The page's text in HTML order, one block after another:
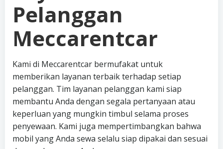
Pelanggan
Meccarentcar
Kami di Meccarentcar bermufakat untuk
memberikan layanan terbaik terhadap setiap
pelanggan. Tim layanan pelanggan kami siap
membantu Anda dengan segala pertanyaan atau
keperluan yang mungkin timbul selama proses
penyewaan. Kami juga mempertimbangkan bahwa
mobil yang Anda sewa selalu siap dipakai dan sesuai